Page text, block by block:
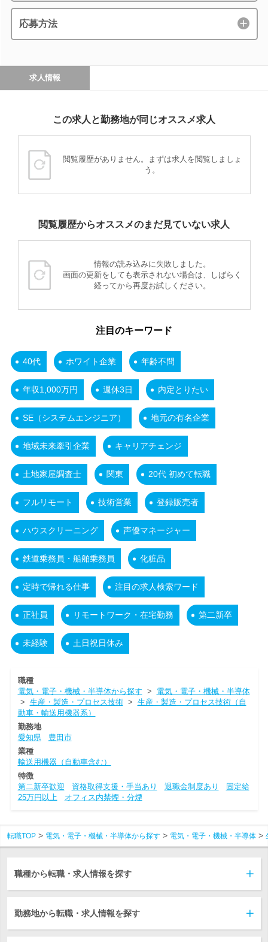
応募方法
求人情報
この求人と勤務地が同じオススメ求人
閲覧履歴がありません。まずは求人を閲覧しましょ
う。
閲覧履歴からオススメのまだ見ていない求人
情報の読み込みに失敗しました。
画面の更新をしても表示されない場合は、しばらく
経ってから再度お試しください。
注目のキーワード
40代 ホワイト企業 年齢不問
年収1,000万円 週休3日 内定とりたい
SE（システムエンジニア） 地元の有名企業
地域未来牽引企業 キャリアチェンジ
土地家屋調査士 関東 20代 初めて転職
フルリモート 技術営業 登録販売者
ハウスクリーニング 声優マネージャー
鉄道乗務員・船舶乗務員 化粧品
定時で帰れる仕事 注目の求人検索ワード
正社員 リモートワーク・在宅勤務 第二新卒
未経験 土日祝日休み
職種
電気・電子・機械・半導体から探す > 電気・電子・機械・半導体
> 生産・製造・プロセス技術> 生産・製造・プロセス技術（自
動車・輸送用機器系）
勤務地
愛知県
豊田市
業種
輸送用機器（自動車含む）
特徴
第二新卒歓迎
資格取得支援・手当あり 退職金制度あり
固定給
25万円以上
オフィス内禁煙・分煙
転職TOP 電気・電子・機械・半導体から探す 電気・電子・機械・半導体
職種から転職・求人情報を探す
勤務地から転職・求人情報を探す